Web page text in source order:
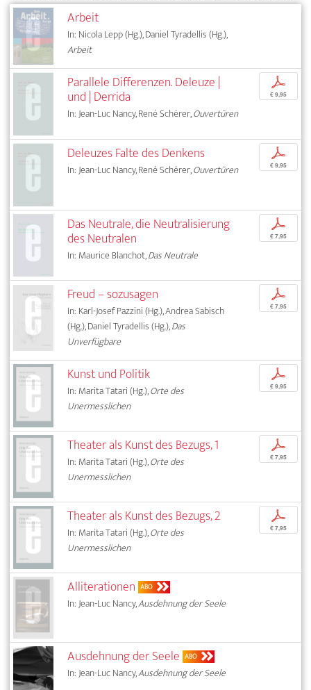
Arbeit
In: Nicola Lepp (Hg.), Daniel Tyradellis (Hg.),
Arbeit
Parallele Differenzen. Deleuze |
und | Derrida
In: Jean-Luc Nancy, René Schérer,Ouvertüren
p
€ 9,95
Deleuzes Falte des Denkens
In: Jean-Luc Nancy, René Schérer,Ouvertüren
p
€ 9,95
Das Neutrale, die Neutralisierung
des Neutralen
In: Maurice Blanchot,Das Neutrale
p
€ 7,95
Freud – sozusagen
In: Karl-Josef Pazzini (Hg.), Andrea Sabisch
(Hg.), Daniel Tyradellis (Hg.),Das
Unverfügbare
p
€ 7,95
Kunst und Politik
In: Marita Tatari (Hg.),Orte des
Unermesslichen
p
€ 9,95
Theater als Kunst des Bezugs, 1
In: Marita Tatari (Hg.),Orte des
Unermesslichen
p
€ 7,95
Theater als Kunst des Bezugs, 2
In: Marita Tatari (Hg.),Orte des
Unermesslichen
p
€ 7,95
Alliterationen ABO
In: Jean-Luc Nancy,Ausdehnung der Seele
Ausdehnung der Seele ABO
In: Jean-Luc Nancy,Ausdehnung der Seele